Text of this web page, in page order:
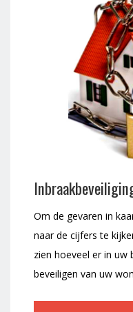
Om de gevaren in
naar de cijfers te
zien hoeveel er in
beveiligen van uw